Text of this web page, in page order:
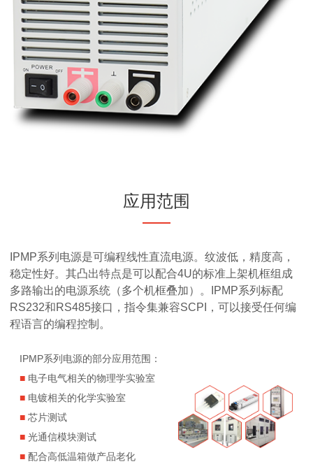
应用范围
IPMP系列电源是可编程线性直流电源。纹波低，精度高，
稳定性好。其凸出特点是可以配合4U的标准上架机框组成
多路输出的电源系统（多个机框叠加）。IPMP系列标配
RS232和RS485接口，指令集兼容SCPI，可以接受任何编
程语言的编程控制。
IPMP系列电源的部分应用范围：
■ 电子电气相关的物理学实验室
■ 电镀相关的化学实验室
■芯片测试
■光通信模块测试
■配合高低温箱做产品老化